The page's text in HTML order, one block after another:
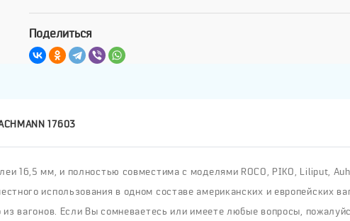
Поделиться
17603
16,5 мм, и полностью совместима с моделями ROCO, PIKO, Liliput,
использования в одном составе американских и европейских
вагонов. Если Вы сомневаетесь или имеете любые вопросы,